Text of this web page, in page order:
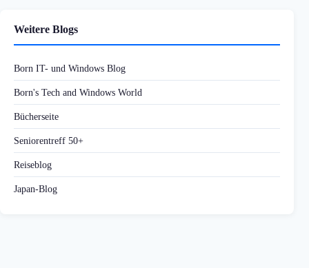
Weitere Blogs
Born IT- und Windows Blog
Born's Tech and Windows World
Bücherseite
Seniorentreff 50+
Reiseblog
Japan-Blog